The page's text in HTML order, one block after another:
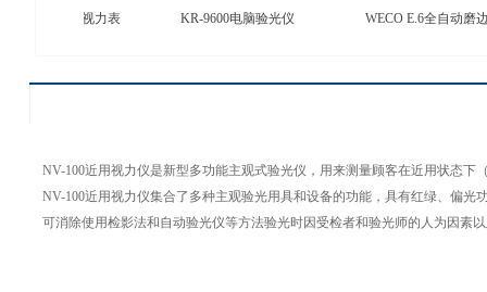
NV-100近用视力仪是新型多功能主观式验光仪，用来测量顾客在近用状态下
NV-100近用视力仪集合了多种主观验光用具和设备的功能，具有红绿、偏光
可消除使用检影法和自动验光仪等方法验光时因受检者和验光师的人为因素
KR-9600电脑验光仪 WECO E.6全自动磨边机